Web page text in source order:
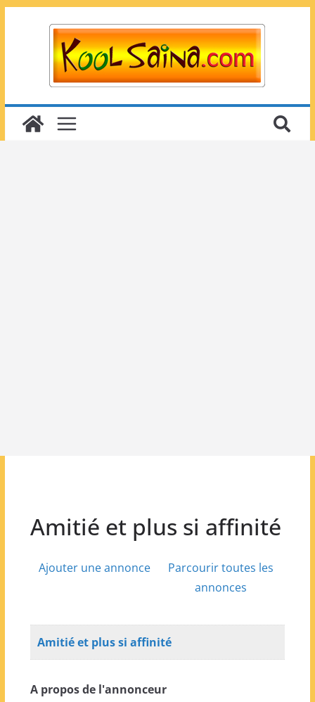
Amitié et plus si affinité
Ajouter une annonce
Parcourir toutes les
annonces
Amitié et plus si affinité
A propos de l'annonceur